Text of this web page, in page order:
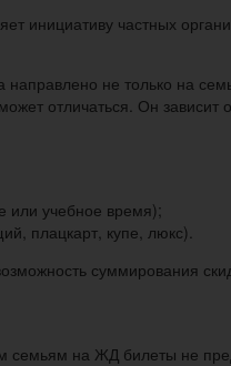
инициативу частных
направлено не только на
отличаться. Он
или учебное время);
плацкарт, купе, люкс).
суммирования
семьям на ЖД билеты не